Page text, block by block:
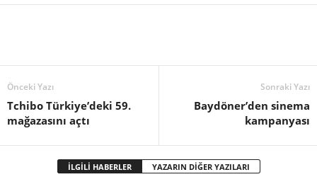
Önceki Yazı
Tchibo Türkiye’deki 59.
mağazasını açtı
Sonraki Yazı
Baydöner’den sinema
kampanyası
İLGİLİ HABERLER YAZARIN DİĞER YAZILARI